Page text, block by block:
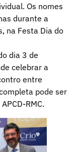
Os nomes
durante a
na Festa Dia do
dia 3 de
celebrar a
entre
pode ser
RMC.